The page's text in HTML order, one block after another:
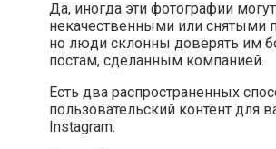
Да, иногда эти фотографии
некачественными или снятыми
но люди склонны доверять им
постам, сделанным компанией.
Есть два распространенных
пользовательский контент для
Instagram.